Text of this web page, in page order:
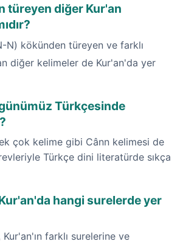
türeyen diğer Kur'an
N) kökünden türeyen ve farklı
diğer kelimeler de Kur'an'da yer
Türkçesinde
çok kelime gibi Cânn kelimesi de
Türkçe dini literatürde sıkça
hangi surelerde yer
farklı surelerine ve